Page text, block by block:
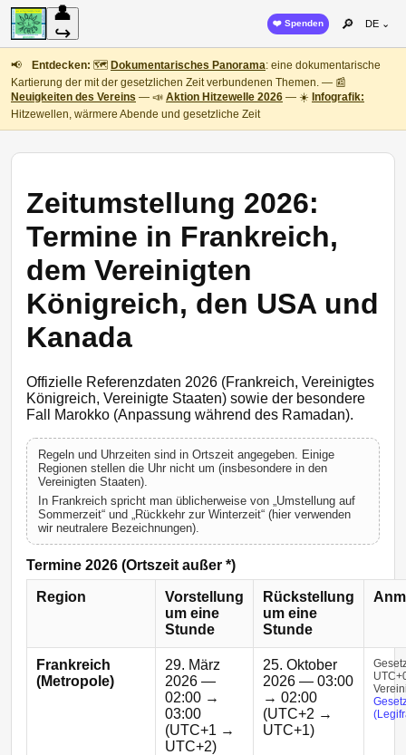
👤
↪
❤️ Spenden 🔎 DE ⌄
📢 Entdecken: 🗺️ Dokumentarisches Panorama: eine dokumentarische
Kartierung der mit der gesetzlichen Zeit verbundenen Themen. — 📰
Neuigkeiten des Vereins — 📣 Aktion Hitzewelle 2026 — ☀️ Infografik:
Hitzewellen, wärmere Abende und gesetzliche Zeit
Zeitumstellung 2026:
Termine in Frankreich,
dem Vereinigten
Königreich, den USA und
Kanada
Offizielle Referenzdaten 2026 (Frankreich, Vereinigtes
Königreich, Vereinigte Staaten) sowie der besondere
Fall Marokko (Anpassung während des Ramadan).
Regeln und Uhrzeiten sind in Ortszeit angegeben. Einige
Regionen stellen die Uhr nicht um (insbesondere in den
Vereinigten Staaten).
In Frankreich spricht man üblicherweise von „Umstellung auf
Sommerzeit“ und „Rückkehr zur Winterzeit“ (hier verwenden
wir neutralere Bezeichnungen).
Termine 2026 (Ortszeit außer *)
Region
Vorstellung
um eine
Stunde
Rückstellung
um eine
Stunde
Frankreich
(Metropole)
29. März
2026 —
02:00 →
03:00
(UTC+1 →
UTC+2)
25. Oktober
2026 — 03:00
→ 02:00
(UTC+2 →
UTC+1)